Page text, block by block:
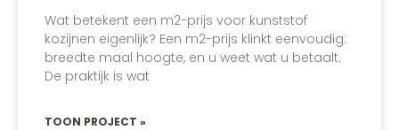
Wat betekent een m2-prijs voor kunststof
kozijnen eigenlijk? Een m2-prijs klinkt eenvoudig:
breedte maal hoogte, en u weet wat u betaalt.
De praktijk is wat
TOON PROJECT »